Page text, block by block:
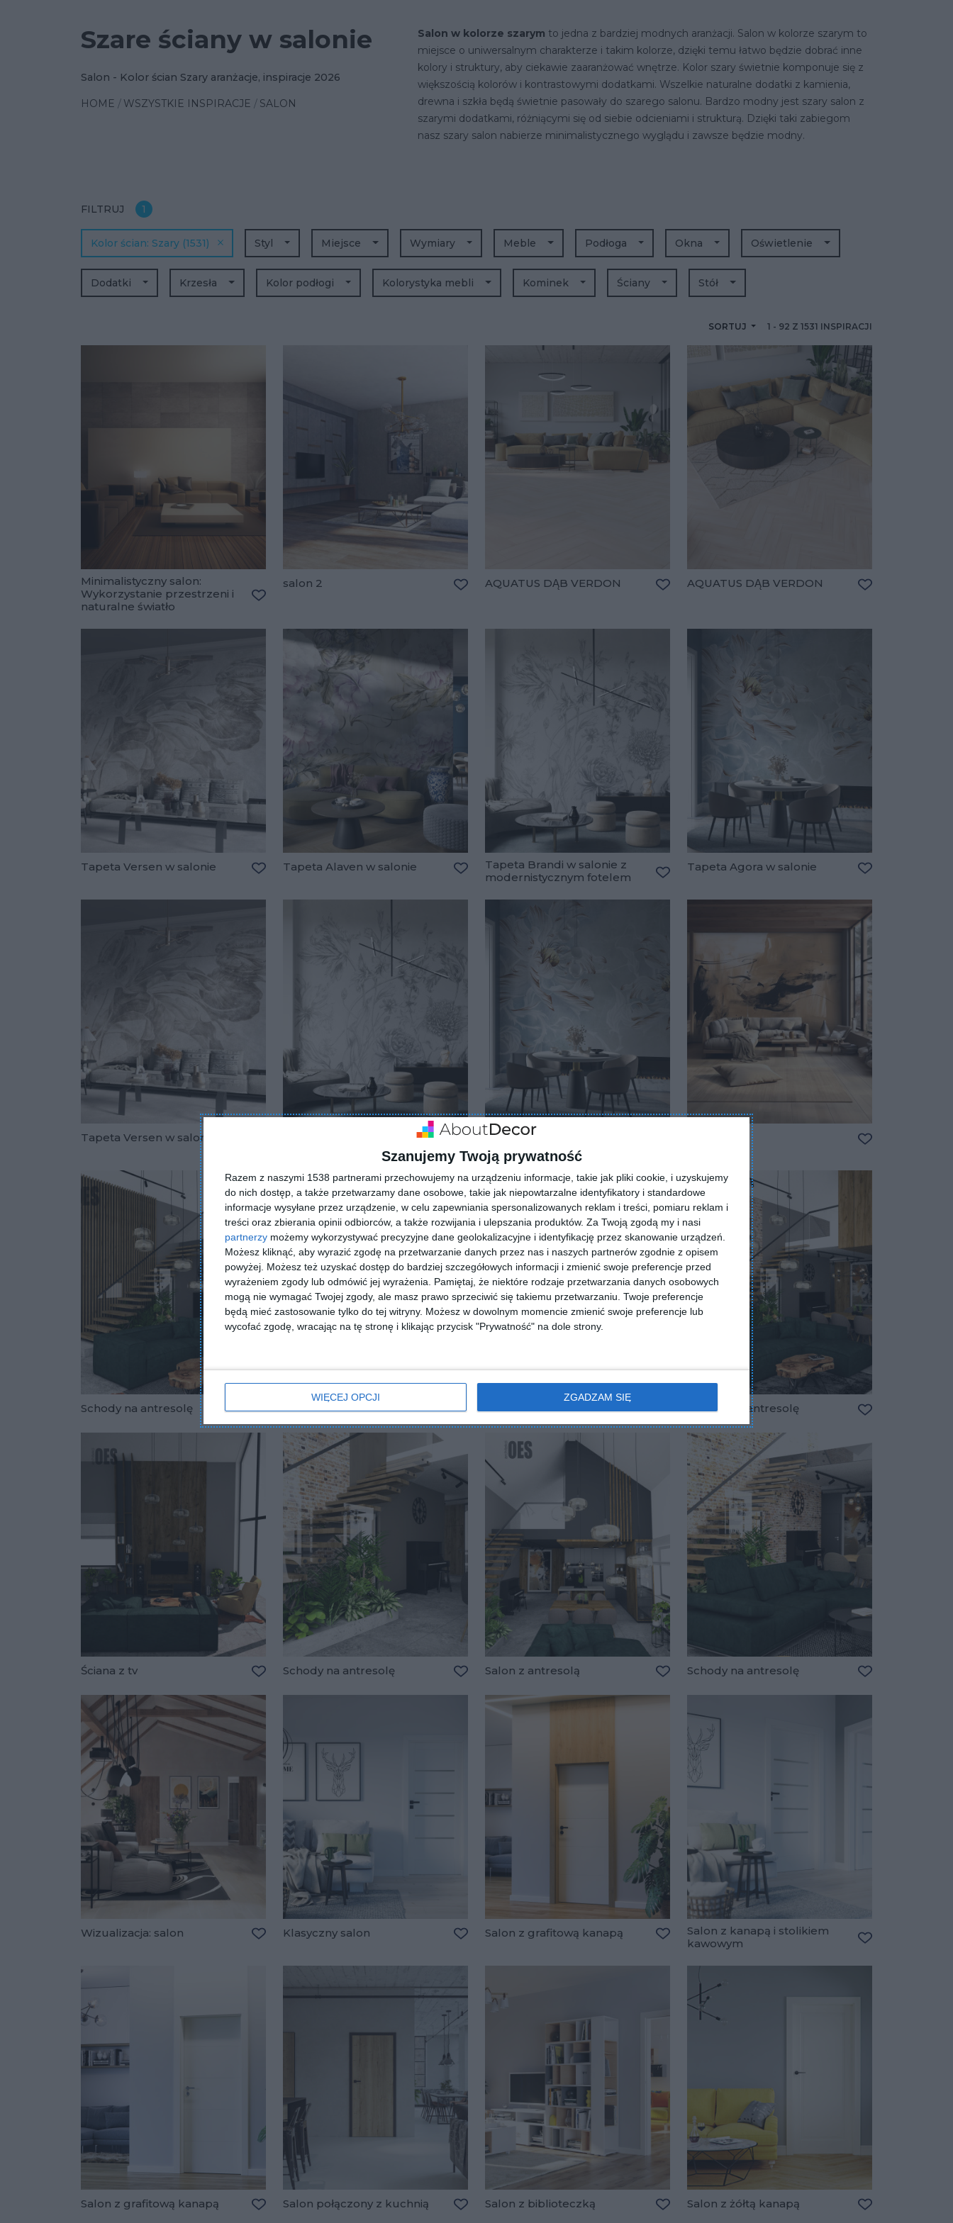
Szanujemy Twoją prywatność
Razem z naszymi 1538 partnerami przechowujemy na urządzeniu informacje, takie jak pliki cookie, i uzyskujemy
do nich dostęp, a także przetwarzamy dane osobowe, takie jak niepowtarzalne identyfikatory i standardowe
informacje wysyłane przez urządzenie, w celu zapewniania spersonalizowanych reklam i treści, pomiaru reklam i
treści oraz zbierania opinii odbiorców, a także rozwijania i ulepszania produktów. Za Twoją zgodą my i nasi
partnerzy możemy wykorzystywać precyzyjne dane geolokalizacyjne i identyfikację przez skanowanie urządzeń.
Możesz kliknąć, aby wyrazić zgodę na przetwarzanie danych przez nas i naszych partnerów zgodnie z opisem
powyżej. Możesz też uzyskać dostęp do bardziej szczegółowych informacji i zmienić swoje preferencje przed
wyrażeniem zgody lub odmówić jej wyrażenia.
Pamiętaj, że niektóre rodzaje przetwarzania danych osobowych
mogą nie wymagać Twojej zgody, ale masz prawo sprzeciwić się takiemu przetwarzaniu. Twoje preferencje
będą mieć zastosowanie tylko do tej witryny. Możesz w dowolnym momencie zmienić swoje preferencje lub
wycofać zgodę, wracając na tę stronę i klikając przycisk "Prywatność" na dole strony.
WIĘCEJ OPCJI ZGADZAM SIĘ
Szare ściany w salonie
Salon - Kolor ścian Szary aranżacje, inspiracje 2026
HOME WSZYSTKIE INSPIRACJE SALON
Salon w kolorze szarym to jedna z bardziej modnych aranżacji. Salon w kolorze szarym to
miejsce o uniwersalnym charakterze i takim kolorze, dzięki temu łatwo będzie dobrać inne
kolory i struktury, aby ciekawie zaaranżować wnętrze. Kolor szary świetnie komponuje się z
większością kolorów i kontrastowymi dodatkami. Wszelkie naturalne dodatki z kamienia,
drewna i szkła będą świetnie pasowały do szarego salonu. Bardzo modny jest szary salon z
szarymi dodatkami, różniącymi się od siebie odcieniami i strukturą. Dzięki taki zabiegom
nasz szary salon nabierze minimalistycznego wyglądu i zawsze będzie modny.
FILTRUJ 1
SORTUJ 1 - 92 Z 1531 INSPIRACJI
Styl Miejsce Wymiary Meble Podłoga Okna Oświetlenie
Dodatki Krzesła Kolor podłogi
Szary (1531)
Kolor ścian
Kolorystyka mebli Kominek Ściany Stół
Minimalistyczny salon:
Wykorzystanie przestrzeni i
naturalne światło
salon 2 AQUATUS DĄB VERDON AQUATUS DĄB VERDON
Tapeta Versen w salonie Tapeta Alaven w salonie
Dodaj do ulubionych
Tapeta Brandi w salonie z
modernistycznym fotelem
Tapeta Agora w salonie
Tapeta Versen w salonie
Tapeta Brandi w salonie z
modernistycznym fotelem
Dodaj do ulubionych
Tapeta Agora w salonie
Dodaj do ulubionych
Schody na antresolę
Dodaj do ulubionych
Zabudowa ściany z tv
Dodaj do ulubionych Dodaj do ulubionych
Schody na antresolę
Ściana z tv Schody na antresolę Salon z antresolą Schody na antresolę
Wizualizacja: salon Klasyczny salon Salon z grafitową kanapą
Dodaj do ulubionych
Salon z kanapą i stolikiem
kawowym
Salon z grafitową kanapą Salon połączony z kuchnią Salon z biblioteczką Salon z żółtą kanapą